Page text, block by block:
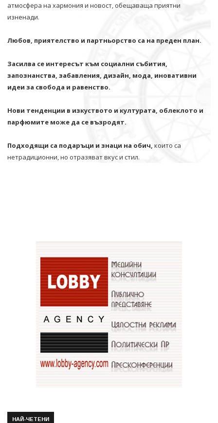
атмосфера на хармония и новост, обещаваща приятни
изненади.
Любов, приятелство и партньорство са на преден план.
Засилва се интересът към социални събития,
запознанства, забавления, дизайн, мода, иновативни
идеи за свобода и равенство.
Нови тенденции в изкуството и културата, облеклото и
парфюмите може да се възродят.
Подходящи са подаръци и знаци на обич, които са
нетрадиционни, но отразяват вкус и стил.
НАЙ-ЧЕТЕНИ